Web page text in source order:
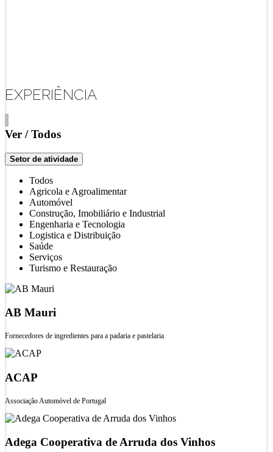
EXPERIÊNCIA
Ver /Todos
Setor de atividade
Todos
Agricola e Agroalimentar
Automóvel
Construção, Imobiliário e Industrial
Engenharia e Tecnologia
Logistica e Distribuição
Saúde
Serviços
Turismo e Restauração
AB Mauri
Fornecedores de ingredientes para a padaria e pastelaria
ACAP
Associação Automóvel de Portugal
Adega Cooperativa de Arruda dos Vinhos